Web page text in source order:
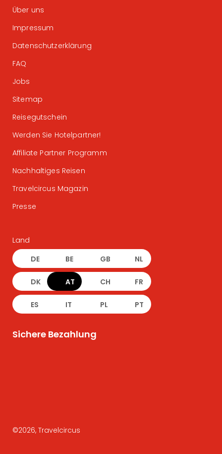
Über uns
Impressum
Datenschutzerklärung
FAQ
Jobs
Sitemap
Reisegutschein
Werden Sie Hotelpartner!
Affiliate Partner Programm
Nachhaltiges Reisen
Travelcircus Magazin
Presse
Land
DE BE GB NL
DK AT CH FR
ES IT PL PT
Sichere Bezahlung
©2026, Travelcircus